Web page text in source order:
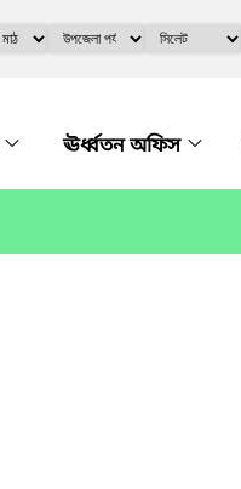
ঊর্ধ্বতন অফিস